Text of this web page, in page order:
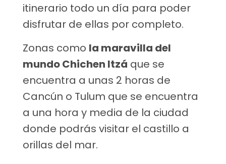
itinerario todo un día para poder
disfrutar de ellas por completo.
Zonas como la maravilla del
mundo Chichen Itzá que se
encuentra a unas 2 horas de
Cancún o Tulum que se encuentra
a una hora y media de la ciudad
donde podrás visitar el castillo a
orillas del mar.